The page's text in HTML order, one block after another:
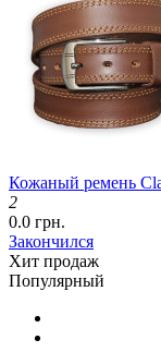
Кожаный ремень
2
0.0 грн.
Закончился
Хит продаж
Популярный